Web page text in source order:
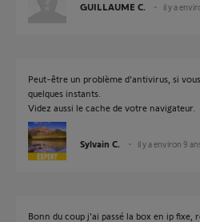
GUILLAUME C. il y a
Peut-être un problème d'antivirus, si
quelques instants.
Videz aussi le cache de votre navigateur.
Sylvain C. il y a environ 9
Bonn du coup j'ai passé la box en ip